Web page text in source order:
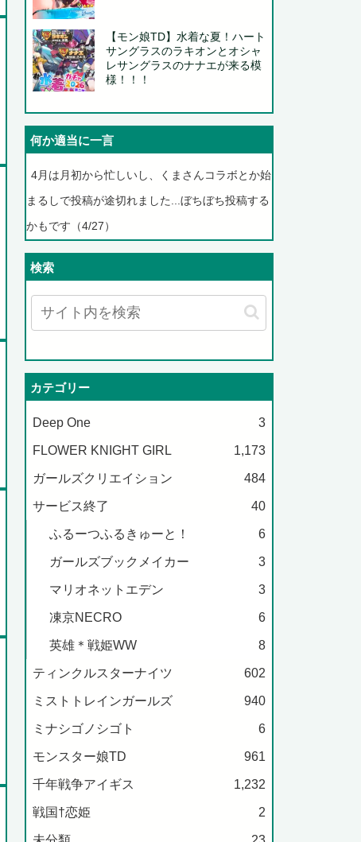
【モン娘TD】水着な夏！ハート
サングラスのラキオンとオシャ
レサングラスのナナエが来る模
様！！！
何か適当に一言
4月は月初から忙しいし、くまさんコラボとか始
まるしで投稿が途切れました...ぼちぼち投稿する
かもです（4/27）
検索
カテゴリー
Deep One 3
FLOWER KNIGHT GIRL 1,173
ガールズクリエイション 484
サービス終了 40
ふるーつふるきゅーと！ 6
ガールズブックメイカー 3
マリオネットエデン 3
凍京NECRO 6
英雄＊戦姫WW 8
ティンクルスターナイツ 602
ミストトレインガールズ 940
ミナシゴノシゴト 6
モンスター娘TD 961
千年戦争アイギス 1,232
戦国†恋姫 2